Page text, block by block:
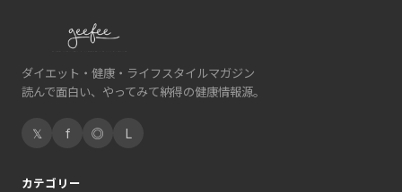
ダイエット・健康・ライフスタイルマガジン
読んで面白い、やってみて納得の健康情報源。
𝕏 f ◎ L
カテゴリー